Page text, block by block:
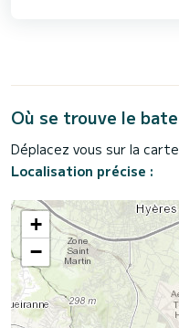
Où se trouve le
Déplacez vous sur la
Localisation précise :
+
−